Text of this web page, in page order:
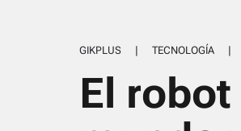
GIKPLUS | TECNOLOGÍA |
El